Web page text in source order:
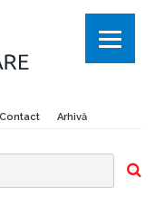
Contact Arhivă